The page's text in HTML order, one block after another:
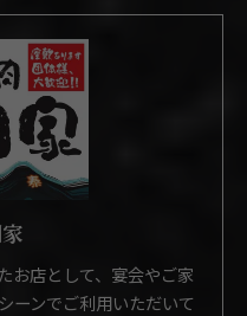
お店として、宴会やご家
ーンでご利用いただいて